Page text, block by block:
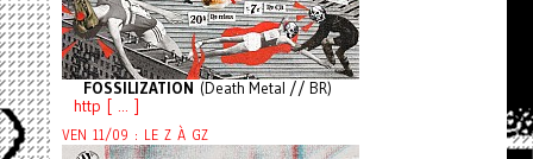
FOSSILIZATION (Death Metal // BR)
http [ ... ]
VEN 11/09 : LE Z À GZ